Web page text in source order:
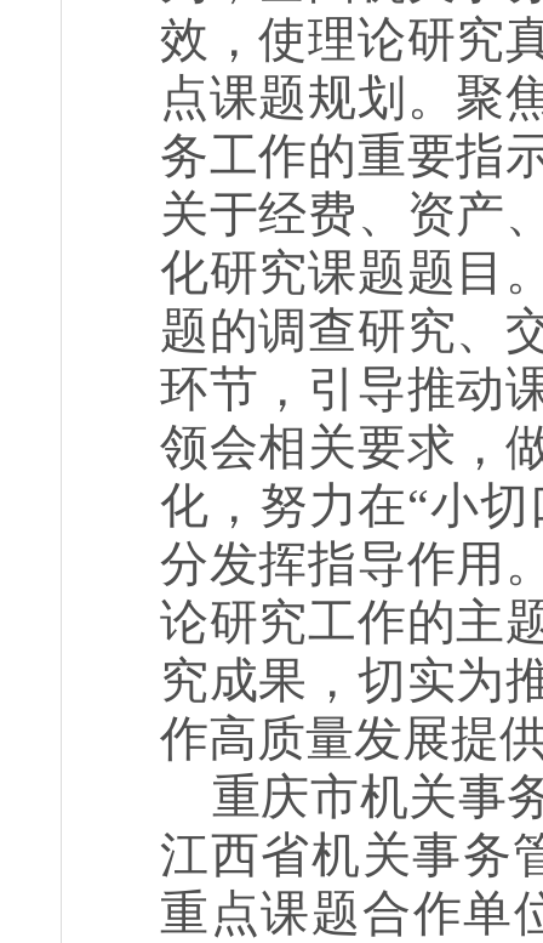
效，使理论研究
点课题规划。聚
务工作的重要指
关于经费、资产
化研究课题题目
题的调查研究、
环节，引导推动
领会相关要求，
化，努力在“小
分发挥指导作用
论研究工作的主
究成果，切实为
作高质量发展提
重庆市机关事
江西省机关事务
重点课题合作单